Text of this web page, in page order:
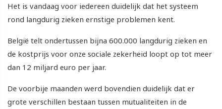
Het is vandaag voor iedereen duidelijk dat het systeem
rond langdurig zieken ernstige problemen kent.
België telt ondertussen bijna 600.000 langdurig zieken en
de kostprijs voor onze sociale zekerheid loopt op tot meer
dan 12 miljard euro per jaar.
De voorbije maanden werd bovendien duidelijk dat er
grote verschillen bestaan tussen mutualiteiten in de